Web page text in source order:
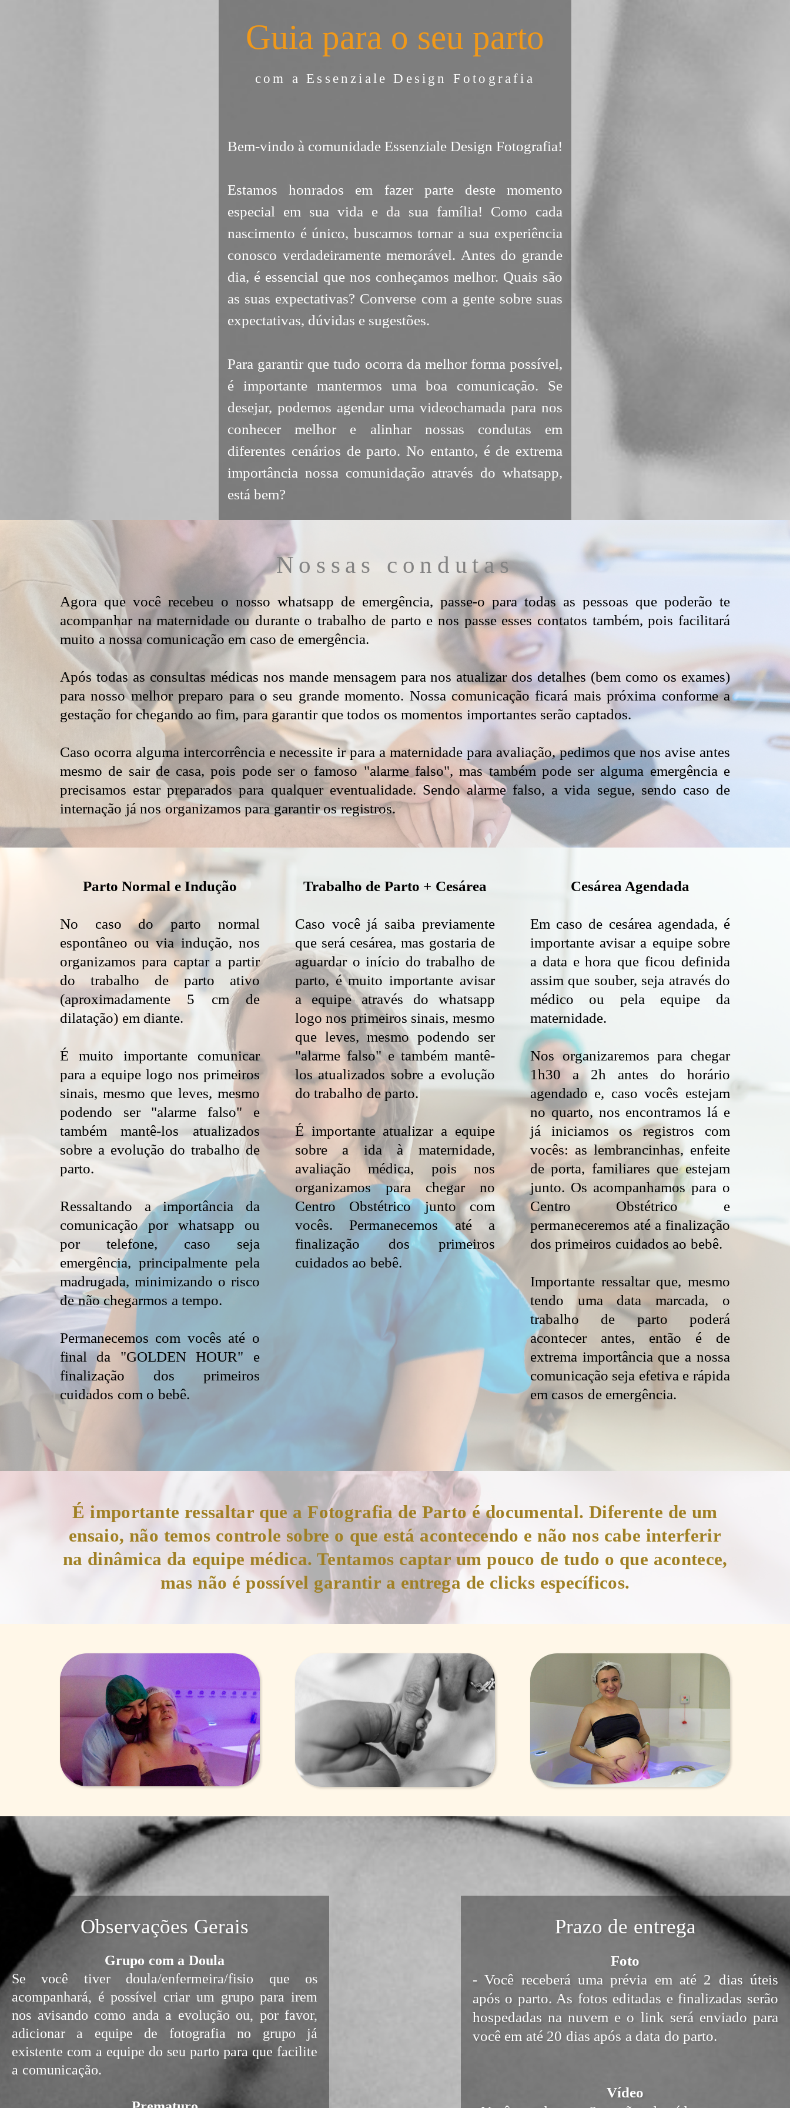
Guia para o seu parto
com a Essenziale Design Fotografia
Bem-vindo à comunidade Essenziale Design Fotografia!
Estamos honrados em fazer parte deste momento
especial em sua vida e da sua família! Como cada
nascimento é único, buscamos tornar a sua experiência
conosco verdadeiramente memorável. Antes do grande
dia, é essencial que nos conheçamos melhor. Quais são
as suas expectativas? Converse com a gente sobre suas
expectativas, dúvidas e sugestões.
Para garantir que tudo ocorra da melhor forma possível,
é importante mantermos uma boa comunicação. Se
desejar, podemos agendar uma videochamada para nos
conhecer melhor e alinhar nossas condutas em
diferentes cenários de parto. No entanto, é de extrema
importância nossa comunidação através do whatsapp,
está bem?
Nossas condutas
Agora que você recebeu o nosso whatsapp de emergência, passe-o para todas as pessoas que poderão te
acompanhar na maternidade ou durante o trabalho de parto e nos passe esses contatos também, pois facilitará
muito a nossa comunicação em caso de emergência.
Após todas as consultas médicas nos mande mensagem para nos atualizar dos detalhes (bem como os exames)
para nosso melhor preparo para o seu grande momento. Nossa comunicação ficará mais próxima conforme a
gestação for chegando ao fim, para garantir que todos os momentos importantes serão captados.
Caso ocorra alguma intercorrência e necessite ir para a maternidade para avaliação, pedimos que nos avise antes
mesmo de sair de casa, pois pode ser o famoso "alarme falso", mas também pode ser alguma emergência e
precisamos estar preparados para qualquer eventualidade. Sendo alarme falso, a vida segue, sendo caso de
internação já nos organizamos para garantir os registros.
Parto Normal e Indução
No caso do parto normal
espontâneo ou via indução, nos
organizamos para captar a partir
do trabalho de parto ativo
(aproximadamente 5 cm de
dilatação) em diante.
É muito importante comunicar
para a equipe logo nos primeiros
sinais, mesmo que leves, mesmo
podendo ser "alarme falso" e
também mantê-los atualizados
sobre a evolução do trabalho de
parto.
Ressaltando a importância da
comunicação por whatsapp ou
por telefone, caso seja
emergência, principalmente pela
madrugada, minimizando o risco
de não chegarmos a tempo.
Permanecemos com vocês até o
final da "GOLDEN HOUR" e
finalização dos primeiros
cuidados com o bebê.
Trabalho de Parto + Cesárea
Caso você já saiba previamente
que será cesárea, mas gostaria de
aguardar o início do trabalho de
parto, é muito importante avisar
a equipe através do whatsapp
logo nos primeiros sinais, mesmo
que leves, mesmo podendo ser
"alarme falso" e também mantê-
los atualizados sobre a evolução
do trabalho de parto.
É importante atualizar a equipe
sobre a ida à maternidade,
avaliação médica, pois nos
organizamos para chegar no
Centro Obstétrico junto com
vocês. Permanecemos até a
finalização dos primeiros
cuidados ao bebê.
Cesárea Agendada
Em caso de cesárea agendada, é
importante avisar a equipe sobre
a data e hora que ficou definida
assim que souber, seja através do
médico ou pela equipe da
maternidade.
Nos organizaremos para chegar
1h30 a 2h antes do horário
agendado e, caso vocês estejam
no quarto, nos encontramos lá e
já iniciamos os registros com
vocês: as lembrancinhas, enfeite
de porta, familiares que estejam
junto. Os acompanhamos para o
Centro Obstétrico e
permaneceremos até a finalização
dos primeiros cuidados ao bebê.
Importante ressaltar que, mesmo
tendo uma data marcada, o
trabalho de parto poderá
acontecer antes, então é de
extrema importância que a nossa
comunicação seja efetiva e rápida
em casos de emergência.
É importante ressaltar que a Fotografia de Parto é documental. Diferente de um
ensaio, não temos controle sobre o que está acontecendo e não nos cabe interferir
na dinâmica da equipe médica. Tentamos captar um pouco de tudo o que acontece,
mas não é possível garantir a entrega de clicks específicos.
Observações Gerais
Grupo com a Doula
Se você tiver doula/enfermeira/fisio que os
acompanhará, é possível criar um grupo para irem
nos avisando como anda a evolução ou, por favor,
adicionar a equipe de fotografia no grupo já
existente com a equipe do seu parto para que facilite
a comunicação.
Prazo de entrega
Foto
- Você receberá uma prévia em até 2 dias úteis
após o parto. As fotos editadas e finalizadas serão
hospedadas na nuvem e o link será enviado para
você em até 20 dias após a data do parto.
Vídeo